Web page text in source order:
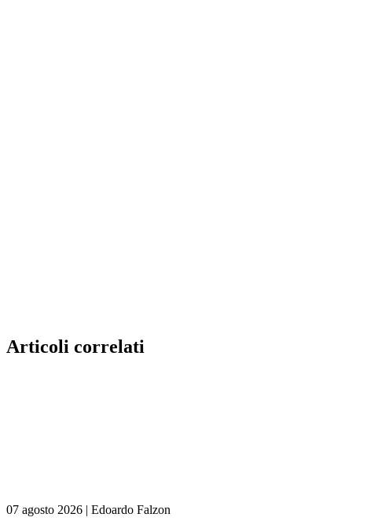
Articoli correlati
07 agosto 2026 | Edoardo Falzon